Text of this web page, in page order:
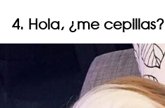
4. Hola, ¿me cepillas?